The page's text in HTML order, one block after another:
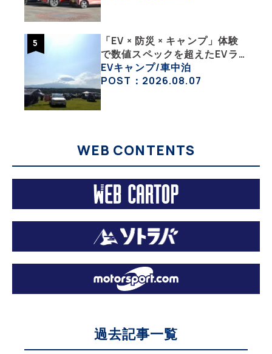
「EV × 防災 × キャンプ」体験
で数値スペックを超えたEVラ
イフの豊かさを実感【 EV
SUMMER CAMP 2026 】
EVキャンプ/車中泊
POST：2026.08.07
WEB CONTENTS
過去記事一覧